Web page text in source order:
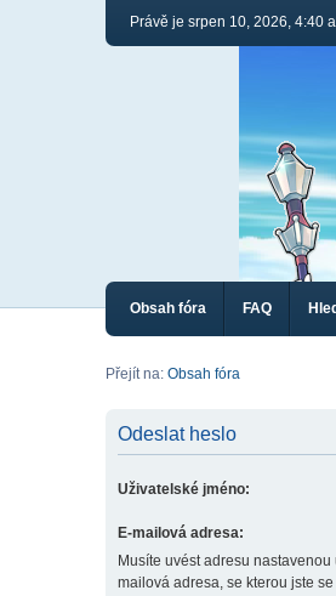
Právě je srpen 10, 2026, 4:40
Obsah fóra FAQ
Přejít na: Obsah fóra
Odeslat heslo
Uživatelské jméno:
E-mailová adresa:
Musíte uvést adresu
mailová adresa, se kterou jste